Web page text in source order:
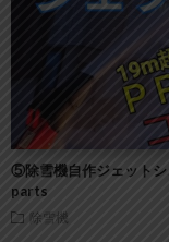
⑤除雪機自作ジェット
parts
除雪機